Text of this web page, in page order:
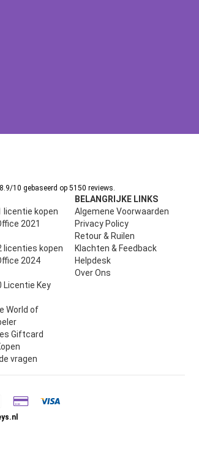
10 gebaseerd op 5150 reviews.
licentie kopen
2021
licenties kopen
2024
Licentie Key
World of
Giftcard
vragen
BELANGRIJKE LINKS
Algemene Voorwaarden
Privacy Policy
Retour & Ruilen
Klachten & Feedback
Helpdesk
Over Ons